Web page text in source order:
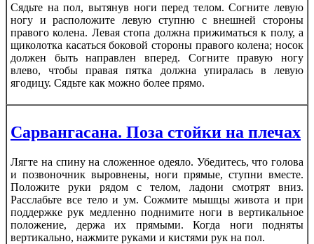
Сядьте на пол, вытянув ноги перед телом. Согните левую
ногу и расположите левую ступню с внешней стороны
правого колена. Левая стопа должна прижиматься к полу, а
щиколотка касаться боковой стороны правого колена; носок
должен быть направлен вперед. Согните правую ногу
влево, чтобы правая пятка должна упиралась в левую
ягодицу. Сядьте как можно более прямо.
Сарвангасана. Поза стойки на плечах
Лягте на спину на сложенное одеяло. Убедитесь, что голова
и позвоночник выровнены, ноги прямые, ступни вместе.
Положите руки рядом с телом, ладони смотрят вниз.
Расслабьте все тело и ум. Сожмите мышцы живота и при
поддержке рук медленно поднимите ноги в вертикальное
положение, держа их прямыми. Когда ноги подняты
вертикально, нажмите руками и кистями рук на пол.